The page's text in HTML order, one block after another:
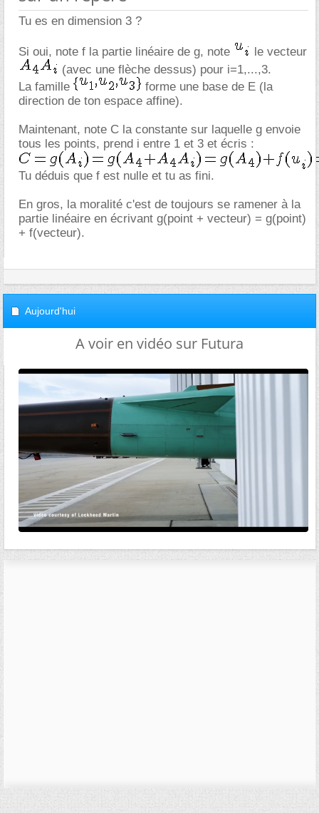
Tu es en dimension 3 ?
Si oui, note f la partie linéaire de g, note
le vecteur
(avec une flèche dessus) pour i=1,...,3.
La famille
forme une base de E (la
direction de ton espace affine).
Maintenant, note C la constante sur laquelle g envoie
tous les points, prend i entre 1 et 3 et écris :
Tu déduis que f est nulle et tu as fini.
En gros, la moralité c'est de toujours se ramener à la
partie linéaire en écrivant g(point + vecteur) = g(point)
+ f(vecteur).
Aujourd'hui
A voir en vidéo sur Futura